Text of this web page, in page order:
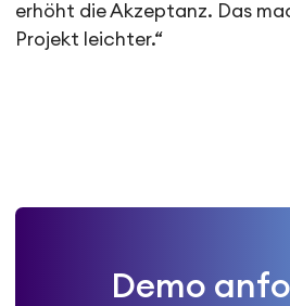
erhöht die Akzeptanz. Das
Projekt leichter.“
Demo